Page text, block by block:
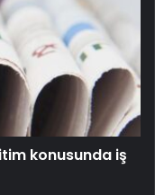
konusunda iş